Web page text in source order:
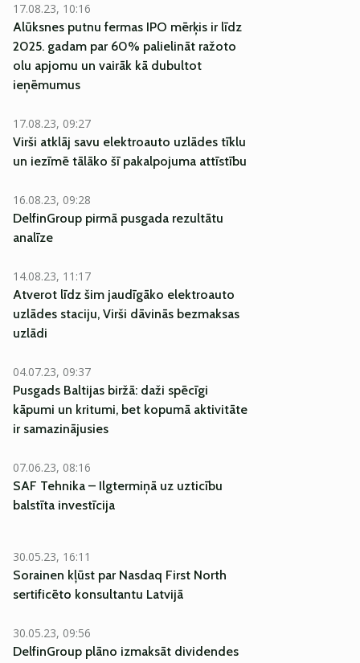
17.08.23, 10:16
Alūksnes putnu fermas IPO mērķis ir līdz
2025. gadam par 60% palielināt ražoto
olu apjomu un vairāk kā dubultot
ieņēmumus
17.08.23, 09:27
Virši atklāj savu elektroauto uzlādes tīklu
un iezīmē tālāko šī pakalpojuma attīstību
16.08.23, 09:28
DelfinGroup pirmā pusgada rezultātu
analīze
14.08.23, 11:17
Atverot līdz šim jaudīgāko elektroauto
uzlādes staciju, Virši dāvinās bezmaksas
uzlādi
04.07.23, 09:37
Pusgads Baltijas biržā: daži spēcīgi
kāpumi un kritumi, bet kopumā aktivitāte
ir samazinājusies
07.06.23, 08:16
SAF Tehnika – Ilgtermiņā uz uzticību
balstīta investīcija
30.05.23, 16:11
Sorainen kļūst par Nasdaq First North
sertificēto konsultantu Latvijā
30.05.23, 09:56
DelfinGroup plāno izmaksāt dividendes